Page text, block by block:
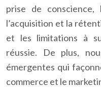
prise de conscience,
l’acquisition et la
et les limitations à
réussie. De plus,
émergentes qui
commerce et le